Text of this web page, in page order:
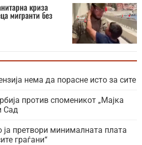
криза
мигранти без
нема да порасне исто за сите
против споменикот „Мајка
Сад
претвори минималната плата
граѓани“